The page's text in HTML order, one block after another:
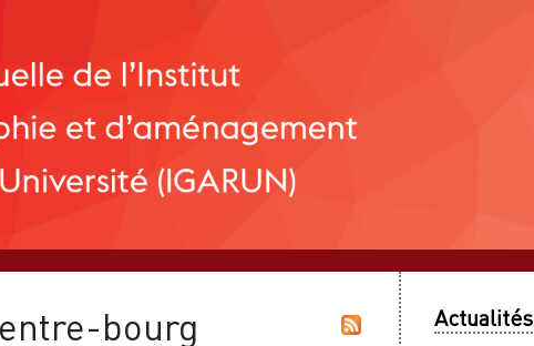
bourg Actualités